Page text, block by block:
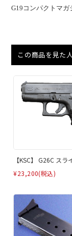
G19コンパクトマ
この商品を見た
【KSC】 G26C スラ
¥23,200(税込)